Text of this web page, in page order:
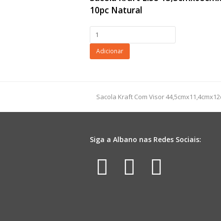
10pc Natural
Sacola
Kraft
Liso
13,5cmx08cmx39cm
quantidade
Adicionar
previous
Sacola Kraft Com Visor
Siga a Albano nas Redes Sociais:
Facebook